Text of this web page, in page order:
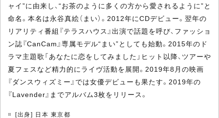
ャイ”に由来し、“お茶のように多くの方から愛されるように”と
命名。本名は永谷真絵（まい）。2012年にCDデビュー。翌年の
リアリティ番組『テラスハウス』出演で話題を呼び、ファッショ
ン誌『CanCam』専属モデル“まい”としても始動。2015年のド
ラマ主題歌「あなたに恋をしてみました」ヒット以降、ツアーや
夏フェスなど精力的にライヴ活動を展開。2019年8月の映画
『ダンスウィズミー』では女優デビューも果たす。2019年の
『Lavender』までアルバム3枚をリリース。
[出身] 日本 東京都